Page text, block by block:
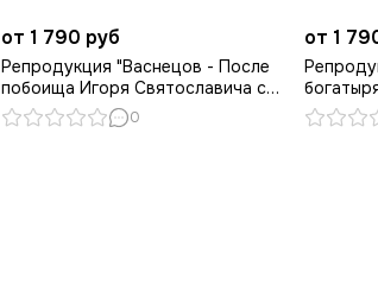
от 1 790 руб
Репродукция "Васнецов - После
побоища Игоря Святославича с
половцами"
0
от 1